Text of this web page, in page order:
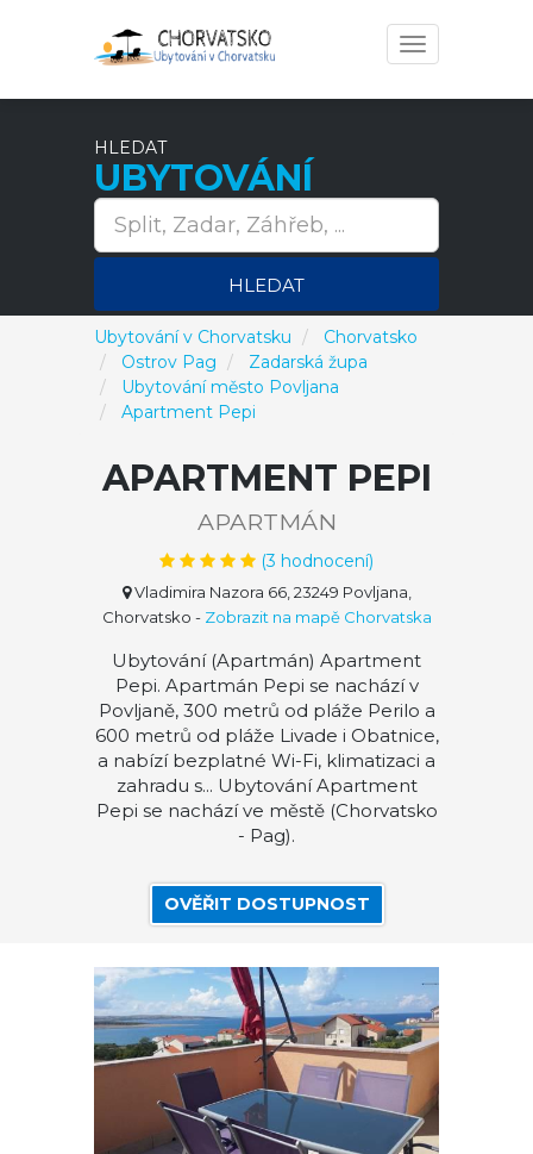
Toggle
navigation
HLEDAT
UBYTOVÁNÍ
HLEDAT
Ubytování v Chorvatsku
Chorvatsko
Ostrov Pag
Zadarská župa
Ubytování město Povljana
Apartment Pepi
APARTMENT PEPI
APARTMÁN
(3 hodnocení)
Vladimira Nazora 66, 23249 Povljana,
Chorvatsko - Zobrazit na mapě Chorvatska
Ubytování (Apartmán) Apartment
Pepi. Apartmán Pepi se nachází v
Povljaně, 300 metrů od pláže Perilo a
600 metrů od pláže Livade i Obatnice,
a nabízí bezplatné Wi-Fi, klimatizaci a
zahradu s... Ubytování Apartment
Pepi se nachází ve městě (Chorvatsko
- Pag).
OVĚŘIT DOSTUPNOST